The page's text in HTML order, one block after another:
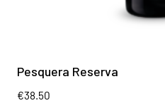
Pesquera Reserva
€38.50